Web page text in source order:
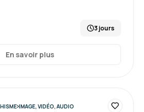
3 jours
En savoir plus
IMAGE, VIDÉO, AUDIO